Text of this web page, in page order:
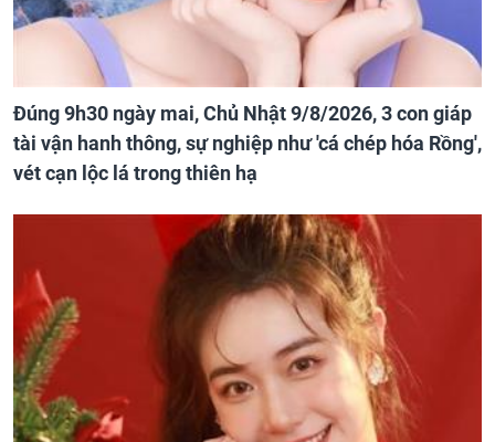
Đúng 9h30 ngày mai, Chủ Nhật 9/8/2026, 3 con giáp
tài vận hanh thông, sự nghiệp như 'cá chép hóa Rồng',
vét cạn lộc lá trong thiên hạ